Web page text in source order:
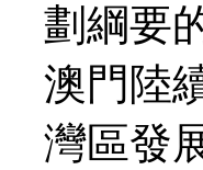
劃綱要
澳門陸
灣區發